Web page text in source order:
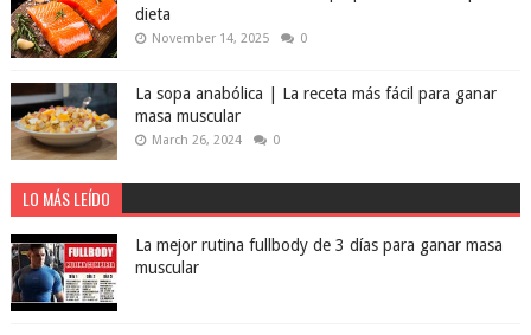
dieta
November 14, 2025 0
La sopa anabólica | La receta más fácil para ganar
masa muscular
March 26, 2024 0
LO MÁS LEÍDO
La mejor rutina fullbody de 3 días para ganar masa
muscular